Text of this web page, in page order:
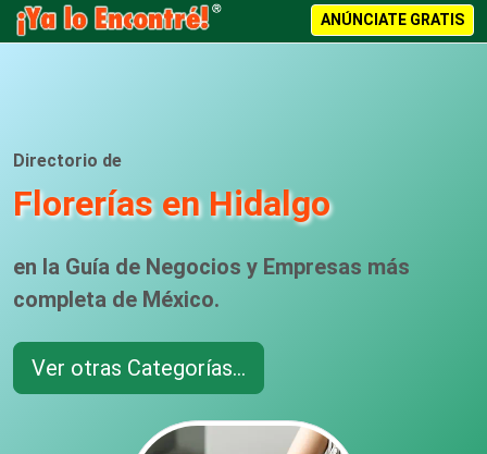
ANÚNCIATE GRATIS
Directorio de
Florerías en Hidalgo
en la Guía de Negocios y Empresas más
completa de México.
Ver otras Categorías...